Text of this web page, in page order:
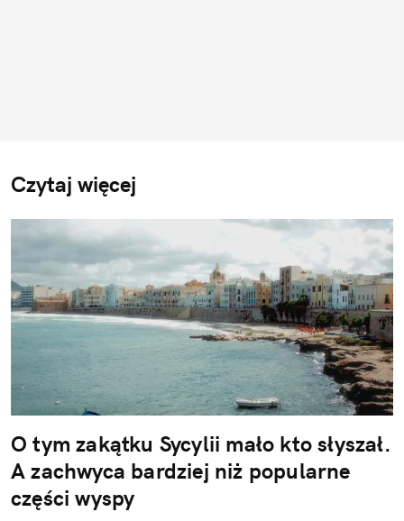
Czytaj więcej
O tym zakątku Sycylii mało kto słyszał.
A zachwyca bardziej niż popularne
części wyspy